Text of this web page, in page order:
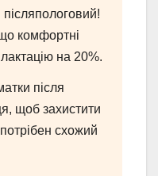
комфортні
на 20%.
після
щоб захистити
схожий